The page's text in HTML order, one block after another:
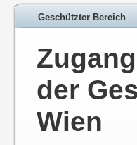
Geschützter Bereich
der
Wien